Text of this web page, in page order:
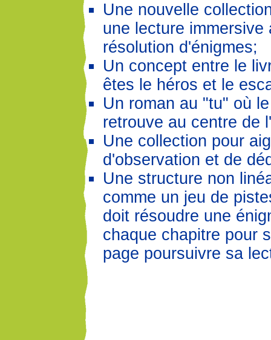
Une nouvelle
une lecture immersive
résolution d'énigmes;
Un concept entre le
êtes le héros et le
Un roman au "tu" où
retrouve au centre de
Une collection pour
d'observation et de
Une structure non
comme un jeu de
doit résoudre une
chaque chapitre pour
page poursuivre sa